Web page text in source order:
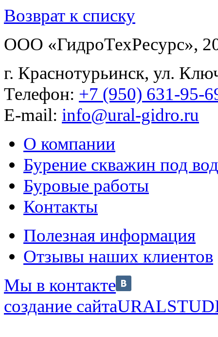
Возврат к списку
ООО «ГидроТехРесурс»,
г. Краснотурьинск, ул.
Телефон: +7 (950) 631-95-
E-mail: info@ural-gidro.ru
О компании
Бурение скважин под
Буровые работы
Контакты
Полезная информация
Отзывы наших клиентов
Мы в контакте
создание сайта